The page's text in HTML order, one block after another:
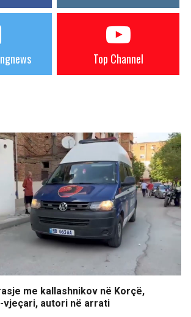
Top Channel
me kallashnikov në Korçë,
vjeçari, autori në arrati